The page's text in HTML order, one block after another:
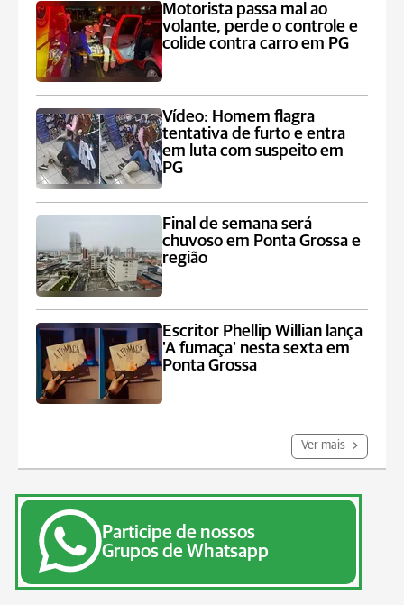
Motorista passa mal ao
volante, perde o controle e
colide contra carro em PG
Vídeo: Homem flagra
tentativa de furto e entra
em luta com suspeito em
PG
Final de semana será
chuvoso em Ponta Grossa e
região
Escritor Phellip Willian lança
'A fumaça' nesta sexta em
Ponta Grossa
Ver mais
Participe de nossos
Grupos de Whatsapp